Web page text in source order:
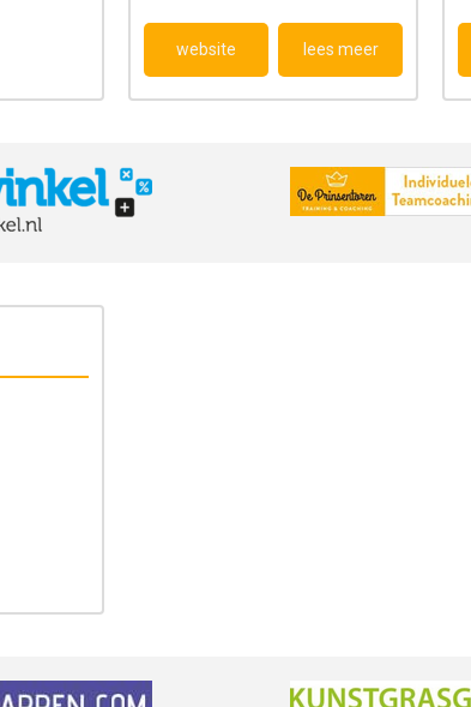
website lees meer